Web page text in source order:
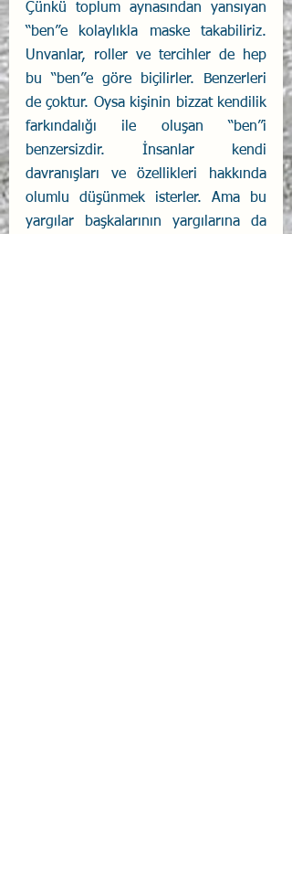
Çünkü toplum aynasından yansıyan
“ben”e kolaylıkla maske takabiliriz.
Unvanlar, roller ve tercihler de hep
bu “ben”e göre biçilirler. Benzerleri
de çoktur. Oysa kişinin bizzat kendilik
farkındalığı ile oluşan “ben”i
benzersizdir. İnsanlar kendi
davranışları ve özellikleri hakkında
olumlu düşünmek isterler. Ama bu
yargılar başkalarının yargılarına da